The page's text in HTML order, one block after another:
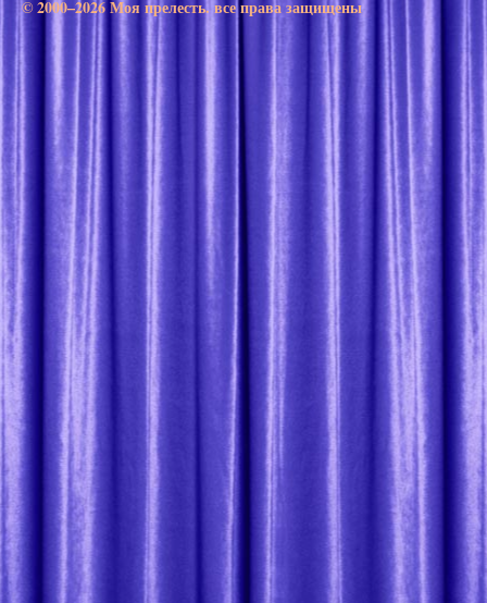
© 2000–2026 Моя прелесть. все права защищены